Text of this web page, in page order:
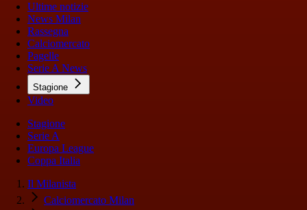
Ultime notizie
News Milan
Rassegna
Calciomercato
Pagelle
Serie A News
Stagione
Video
Stagione
Serie A
Europa League
Coppa Italia
Il Milanista
Calciomercato Milan